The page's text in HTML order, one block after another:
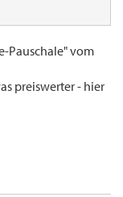
Pauschale" vom
preiswerter - hier